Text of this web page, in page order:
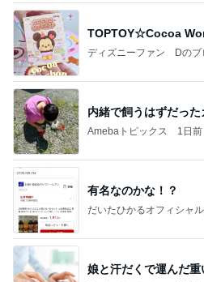
TOPTOY☆Cocoa
ディズニーファン Dのブ
内緒で飼うはずだっ
Amebaトピックス 1日前
有名なのかな！？
だいたひかるオフィシャ
娘と汗だくで運んだ重